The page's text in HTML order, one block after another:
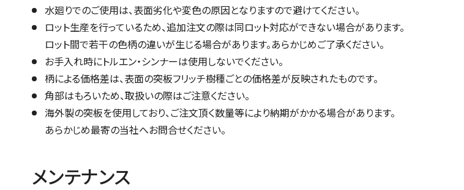
水廻りでのご使用は、表面劣化や変色の原因となりますので避けてください。
ロット生産を行っているため、追加注文の際は同ロット対応ができない場合があります。
ロット間で若干の色柄の違いが生じる場合があります。あらかじめご了承ください。
お手入れ時にトルエン・シンナーは使用しないでください。
柄による価格差は、表面の突板フリッチ樹種ごとの価格差が反映されたものです。
角部はもろいため、取扱いの際はご注意ください。
海外製の突板を使用しており、ご注文頂く数量等により納期がかかる場合があります。
あらかじめ最寄の当社へお問合せください。
メンテナンス